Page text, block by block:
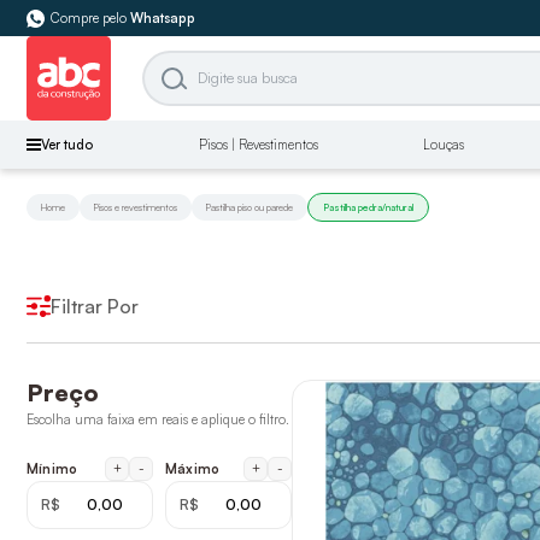
Compre pelo Whatsapp
Ver tudo Pisos | Revestimentos Louças
Home Pisos e revestimentos Pastilha piso ou parede Pastilha pedra/natural
Filtrar Por
Preço
Escolha uma faixa em reais e aplique o filtro.
Mínimo + -
R$
Máximo + -
R$